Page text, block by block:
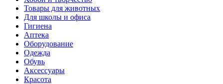
Товары для животных
Для школы и офиса
Гигиена
Аптека
Оборудование
Одежда
Обувь
Аксессуары
Красота